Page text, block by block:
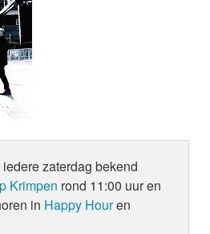
zaterdag bekend
Krimpen rond 11:00 uur en
in Happy Houren